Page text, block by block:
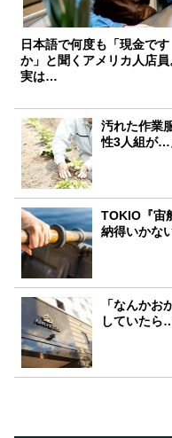
日本語で何度も「現金です
か」と聞くアメリカ人店員
実は…
汚れた作業
性3人組が…
TOKIO『宙
納得いかな
「なんかお
していたら